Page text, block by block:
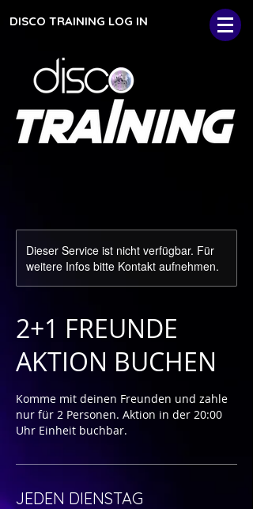
DISCO TRAINING LOG IN
Dieser Service ist nicht verfügbar. Für
weitere Infos bitte Kontakt aufnehmen.
2+1 FREUNDE
AKTION BUCHEN
Komme mit deinen Freunden und zahle
nur für 2 Personen. Aktion in der 20:00
Uhr Einheit buchbar.
JEDEN DIENSTAG